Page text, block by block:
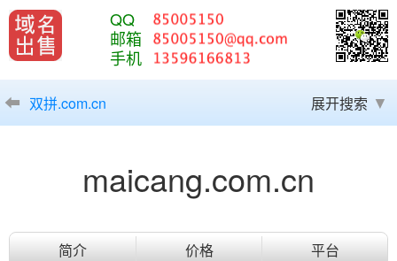
QQ
邮箱
手机
双拼.com.cn 展开搜索
maicang.com.cn
简介 价格
平台